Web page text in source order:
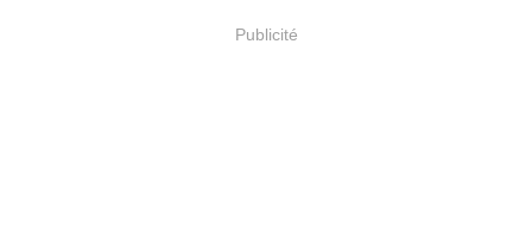
Publicité